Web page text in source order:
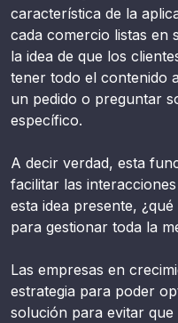
característica de la
cada comercio listas en
la idea de que los
tener todo el contenido
un pedido o preguntar
específico.
A decir verdad, esta
facilitar las
esta idea presente,
para gestionar toda la
Las empresas en
estrategia para poder
solución para evitar que